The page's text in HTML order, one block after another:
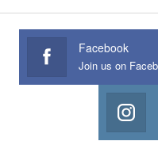
Facebook